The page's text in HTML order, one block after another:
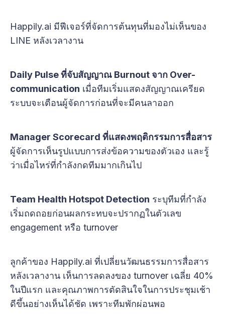
Happily.ai มีฟีเจอร์ที่จัดการต้นทุนที่มองไม่เห็นของ
LINE หลังเวลางาน
Daily Pulse ที่จับสัญญาณ Burnout จาก Over-
communication เมื่อทีมเริ่มแสดงสัญญาณเครียด
ระบบจะเตือนผู้จัดการก่อนที่จะมีคนลาออก
Manager Scorecard ที่แสดงพฤติกรรมการสื่อสาร
ผู้จัดการเห็นรูปแบบการส่งข้อความของตัวเอง และรู้
ว่าเมื่อไหร่ที่กำลังกดทีมมากเกินไป
Team Health Hotspot Detection ระบุทีมที่กำลัง
เริ่มถดถอยก่อนผลกระทบจะปรากฏในตัวเลข
engagement หรือ turnover
ลูกค้าของ Happily.ai ที่เปลี่ยนวัฒนธรรมการสื่อสาร
หลังเวลางาน เห็นการลดลงของ turnover เฉลี่ย 40%
ในปีแรก และคุณภาพการตัดสินใจในการประชุมเช้า
ดีขึ้นอย่างเห็นได้ชัด เพราะทีมพักผ่อนพอ